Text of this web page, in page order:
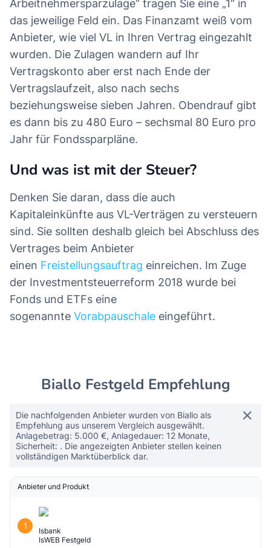
Arbeitnehmersparzulage“ tragen Sie eine „1“ in
das jeweilige Feld ein. Das Finanzamt weiß vom
Anbieter, wie viel VL in Ihren Vertrag eingezahlt
wurden. Die Zulagen wandern auf Ihr
Vertragskonto aber erst nach Ende der
Vertragslaufzeit, also nach sechs
beziehungsweise sieben Jahren. Obendrauf gibt
es dann bis zu 480 Euro – sechsmal 80 Euro pro
Jahr für Fondssparpläne.
Und was ist mit der Steuer?
Denken Sie daran, dass die auch
Kapitaleinkünfte aus VL-Verträgen zu versteuern
sind. Sie sollten deshalb gleich bei Abschluss des
Vertrages beim Anbieter
einen Freistellungsauftrag einreichen. Im Zuge
der Investmentsteuerreform 2018 wurde bei
Fonds und ETFs eine
sogenannte Vorabpauschale eingeführt.
Biallo Festgeld Empfehlung
Die nachfolgenden Anbieter wurden von Biallo als
Empfehlung aus unserem Vergleich ausgewählt.
Anlagebetrag: 5.000 €, Anlagedauer: 12 Monate,
Sicherheit: . Die angezeigten Anbieter stellen keinen
vollständigen Marktüberblick dar.
Anbieter und Produkt
1
Isbank
IsWEB Festgeld